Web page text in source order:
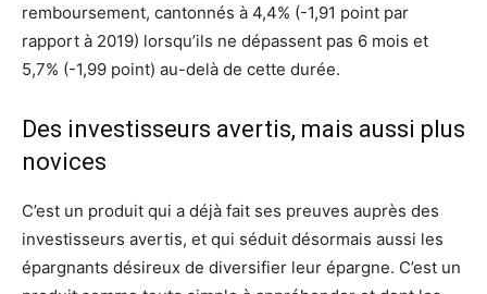
remboursement, cantonnés à 4,4% (-1,91 point par
rapport à 2019) lorsqu’ils ne dépassent pas 6 mois et
5,7% (-1,99 point) au-delà de cette durée.
Des investisseurs avertis, mais aussi plus
novices
C’est un produit qui a déjà fait ses preuves auprès des
investisseurs avertis, et qui séduit désormais aussi les
épargnants désireux de diversifier leur épargne. C’est un